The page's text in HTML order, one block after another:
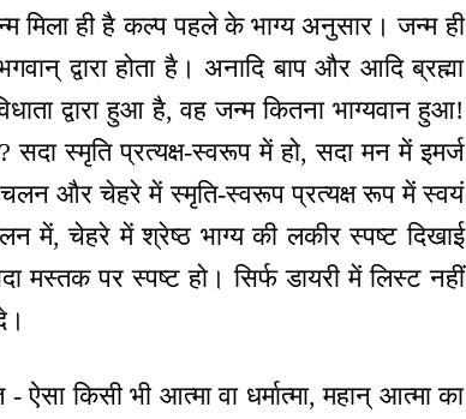
मिला ही है कल्प पहले के भाग्य अनुसार। जन्म ही
द्वारा होता है। अनादि बाप और आदि ब्रह्मा
द्वारा हुआ है, वह जन्म कितना भाग्यवान हुआ!
स्मृति प्रत्यक्ष-स्वरूप में हो, सदा मन में इमर्ज
और चेहरे में स्मृति-स्वरूप प्रत्यक्ष रूप में स्वयं
में, चेहरे में श्रेष्ठ भाग्य की लकीर स्पष्ट दिखाई
मस्तक पर स्पष्ट हो। सिर्फ डायरी में लिस्ट नहीं
ऐसा किसी भी आत्मा वा धर्मात्मा, महान् आत्मा का